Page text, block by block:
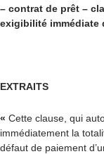
– contrat de prêt –
exigibilité immédiate
EXTRAITS
« Cette clause, qui
immédiatement la
défaut de paiement